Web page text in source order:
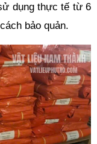
dụng thực tế từ 6
bảo quản.